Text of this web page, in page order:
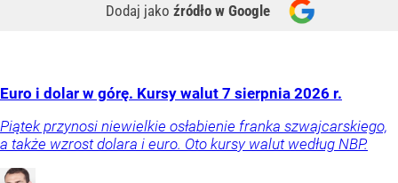
Dodaj jako źródło w Google
Euro i dolar w górę. Kursy walut 7 sierpnia 2026 r.
Piątek przynosi niewielkie osłabienie franka szwajcarskiego,
a także wzrost dolara i euro. Oto kursy walut według NBP.